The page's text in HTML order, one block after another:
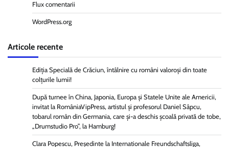
Flux comentarii
WordPress.org
Articole recente
Ediția Specială de Crăciun, întâlnire cu români valoroși din toate
colțurile lumii!
După turnee în China, Japonia, Europa și Statele Unite ale Americii,
invitat la RomâniaVipPress, artistul și profesorul Daniel Sâpcu,
tobarul român din Germania, care și-a deschis școală privată de tobe,
„Drumstudio Pro”, la Hamburg!
Clara Popescu, Președinte la Internationale Freundschaftsliga,